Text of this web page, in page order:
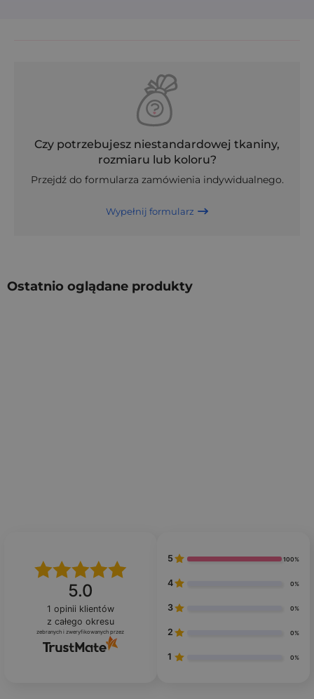
Czy potrzebujesz niestandardowej tkaniny,
rozmiaru lub koloru?
Przejdź do formularza zamówienia indywidualnego.
Wypełnij formularz
Ostatnio oglądane produkty
5.0
1 opinii klientów
z całego okresu
zebranych i zweryfikowanych przez
5 100%
4 0%
3 0%
2 0%
1 0%